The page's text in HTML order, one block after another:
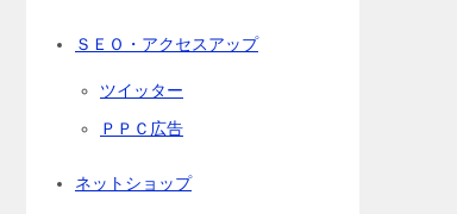
ＳＥＯ・アクセスアップ
ツイッター
ＰＰＣ広告
ネットショップ